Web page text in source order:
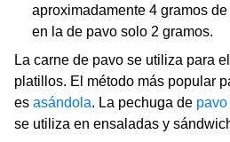
aproximadamente 4 gramos
en la de pavo solo 2 gramos.
La carne de pavo se utiliza para
platillos. El método más popular
es asándola. La pechuga de pavo
se utiliza en ensaladas y